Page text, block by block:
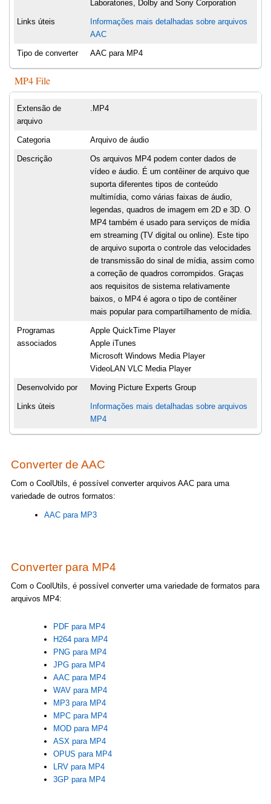
Laboratories, Dolby and Sony Corporation
Links úteis
Informações mais detalhadas sobre arquivos
AAC
Tipo de converter AAC para MP4
MP4 File
Extensão de
arquivo
.MP4
Categoria Arquivo de áudio
Descrição
Os arquivos MP4 podem conter dados de
vídeo e áudio. É um contêiner de arquivo que
suporta diferentes tipos de conteúdo
multimídia, como várias faixas de áudio,
legendas, quadros de imagem em 2D e 3D. O
MP4 também é usado para serviços de mídia
em streaming (TV digital ou online). Este tipo
de arquivo suporta o controle das velocidades
de transmissão do sinal de mídia, assim como
a correção de quadros corrompidos. Graças
aos requisitos de sistema relativamente
baixos, o MP4 é agora o tipo de contêiner
mais popular para compartilhamento de mídia.
Programas
associados
Apple QuickTime Player
Apple iTunes
Microsoft Windows Media Player
VideoLAN VLC Media Player
Desenvolvido por Moving Picture Experts Group
Links úteis
Informações mais detalhadas sobre arquivos
MP4
Converter de AAC
Com o CoolUtils, é possível converter arquivos AAC para uma
variedade de outros formatos:
AAC para MP3
Converter para MP4
Com o CoolUtils, é possível converter uma variedade de formatos para
arquivos MP4:
PDF para MP4
H264 para MP4
PNG para MP4
JPG para MP4
AAC para MP4
WAV para MP4
MP3 para MP4
MPC para MP4
MOD para MP4
ASX para MP4
OPUS para MP4
LRV para MP4
3GP para MP4